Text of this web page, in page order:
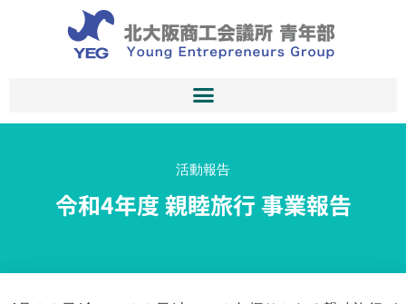
活動報告
令和4年度 親睦旅行 事業報告